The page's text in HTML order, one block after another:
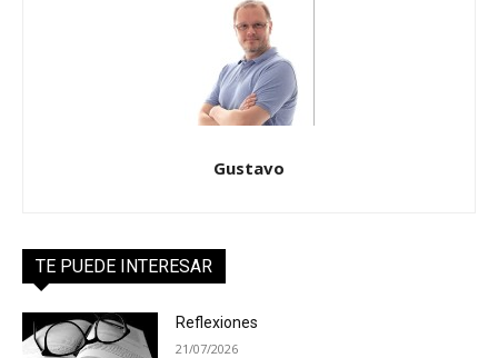
Gustavo
TE PUEDE INTERESAR
Reflexiones
21/07/2026